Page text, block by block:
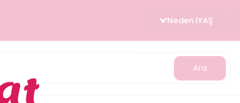
Neden IYAŞ
Ara